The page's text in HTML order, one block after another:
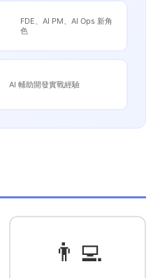
FDE、AI PM、AI Ops 新角
色
AI 輔助開發實戰經驗
👨‍💻